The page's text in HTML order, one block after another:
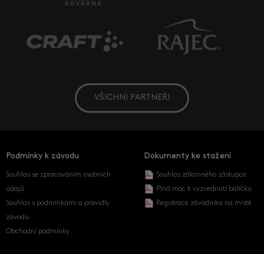
VŠICHNI PARTNEŘI
Podmínky k závodu
Souhlas se zpracováním osobních
údajů
Souhlas s podmínkami a pravidly
závodu
Obchodní podmínky
Dokumenty ke stažení
Souhlas zákonného zástupce
Plná moc k vyzvednutí balíčku
Registrace závodníka na místě